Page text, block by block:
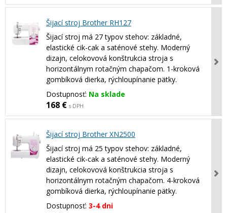
Šijací stroj Brother RH127
Šijací stroj má 27 typov stehov: základné,
elastické cik-cak a saténové stehy. Moderný
dizajn, celokovová konštrukcia stroja s
horizontálnym rotačným chapačom. 1-kroková
gombíková dierka, rýchloupínanie pätky.
Dostupnosť: Na sklade
168 € s DPH
Šijací stroj Brother XN2500
Šijací stroj má 25 typov stehov: základné,
elastické cik-cak a saténové stehy. Moderný
dizajn, celokovová konštrukcia stroja s
horizontálnym rotačným chapačom. 4-kroková
gombíková dierka, rýchloupínanie pätky.
Dostupnosť: 3-4 dni